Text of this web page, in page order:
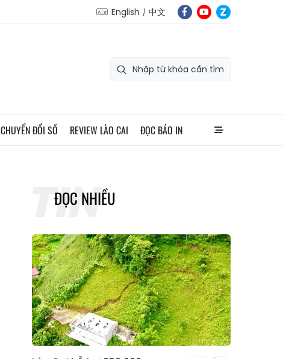
English 中文
CHUYỂN ĐỔI SỐ REVIEW LÀO CAI ĐỌC BÁO IN
ĐỌC NHIỀU